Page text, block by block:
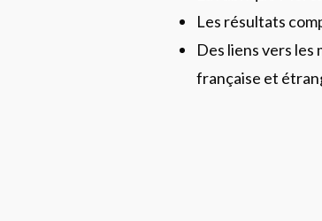
Les résultats
Des liens vers les
française et